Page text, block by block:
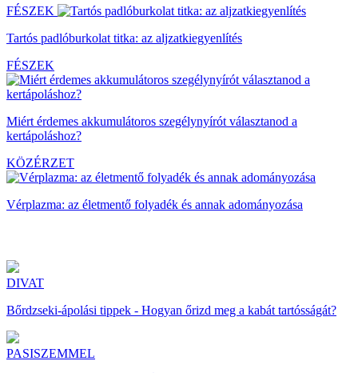
FÉSZEK
Tartós padlóburkolat titka: az aljzatkiegyenlítés
FÉSZEK
Miért érdemes akkumulátoros szegélynyírót választanod a
kertápoláshoz?
KÖZÉRZET
Vérplazma: az életmentő folyadék és annak adományozása
DIVAT
Bőrdzseki-ápolási tippek - Hogyan őrizd meg a kabát tartósságát?
PASISZEMMEL